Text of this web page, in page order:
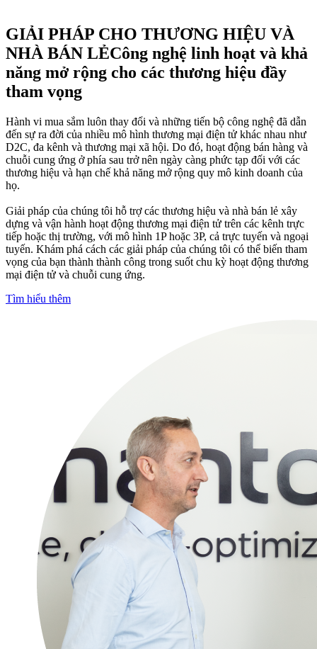
GIẢI PHÁP CHO THƯƠNG HIỆU VÀ
NHÀ BÁN LẺCông nghệ linh hoạt và khả
năng mở rộng cho các thương hiệu đầy
tham vọng
Hành vi mua sắm luôn thay đổi và những tiến bộ công nghệ đã dẫn
đến sự ra đời của nhiều mô hình thương mại điện tử khác nhau như
D2C, đa kênh và thương mại xã hội. Do đó, hoạt động bán hàng và
chuỗi cung ứng ở phía sau trở nên ngày càng phức tạp đối với các
thương hiệu và hạn chế khả năng mở rộng quy mô kinh doanh của
họ.
Giải pháp của chúng tôi hỗ trợ các thương hiệu và nhà bán lẻ xây
dựng và vận hành hoạt động thương mại điện tử trên các kênh trực
tiếp hoặc thị trường, với mô hình 1P hoặc 3P, cả trực tuyến và ngoại
tuyến. Khám phá cách các giải pháp của chúng tôi có thể biến tham
vọng của bạn thành thành công trong suốt chu kỳ hoạt động thương
mại điện tử và chuỗi cung ứng.
Tìm hiểu thêm